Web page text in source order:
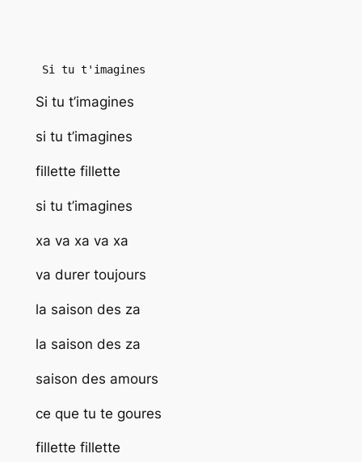
Si tu t'imagines
Si tu t’imagines
si tu t’imagines
fillette fillette
si tu t’imagines
xa va xa va xa
va durer toujours
la saison des za
la saison des za
saison des amours
ce que tu te goures
fillette fillette